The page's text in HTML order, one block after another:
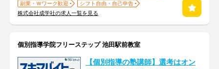
副業・Ｗワーク歓迎
シフト自由・自己申告
株式会社成学社の求人一覧を見る
個別指導学院フリーステップ 池田駅前教室
【個別指導の塾講師】選考はオン